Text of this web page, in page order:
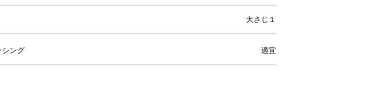
大さじ１
シング 適宜